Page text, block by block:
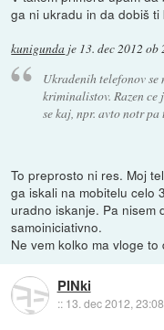
ga ni ukradu in da dobiš
kunigunda je 13. dec 2012 ob
Ukradenih telefonov se
kriminalistov. Razen ce
se kaj, npr. avto notr pa
To preprosto ni res. Moj
ga iskali na mobitelu celo
uradno iskanje. Pa nisem
samoiniciativno.
Ne vem kolko ma vloge
PINki
:: 13. dec 2012, 23:08